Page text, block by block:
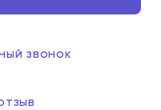
звонок